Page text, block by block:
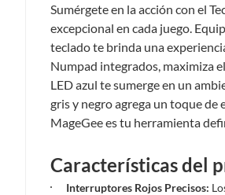
a partir de la recepción del
esto es, en su caja original, con los
Tienes 30 días calendariodesde
ciertas categorías no se pueden
Ten en cuenta que hay productos
personal, alimentos, bebidas,
electrónicos, tecnología, colchones,
Para conocer más sobre el
https://www.falabella.com.co/
Sumérgete en la acción con el
excepcional en cada juego.
teclado te brinda una
Numpad integrados, maximiza
LED azul te sumerge en un
gris y negro agrega un toque de
MageGee es tu herramienta
Características del
Interruptores Rojos Precisos: